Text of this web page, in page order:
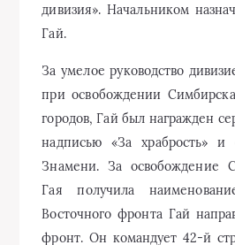
дивизия». Начальником
Гай.
За умелое руководство
при освобождении
городов, Гай был награжден
надписью «За храбрость» и
Знамени. За освобождение
Гая получила
Восточного фронта Гай
фронт. Он командует 42-й